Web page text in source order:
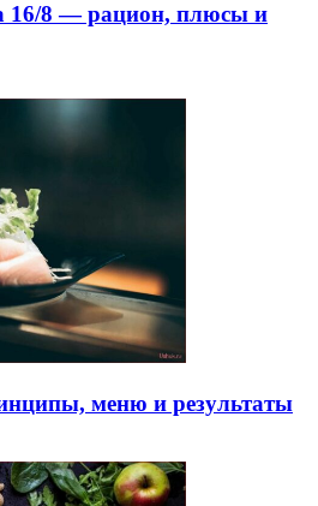
16/8 — рацион, плюсы и
меню и результаты